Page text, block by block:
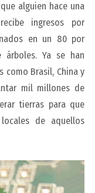
alguien hace una
ingresos por
en un 80 por
Ya se han
como Brasil, China y
mil millones de
tierras para que
de aquellos